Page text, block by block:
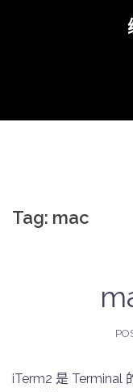
Tag: mac
iTerm2 是 Terminal